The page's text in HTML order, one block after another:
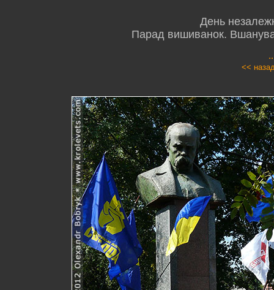
День
Парад вишиванок.
<<